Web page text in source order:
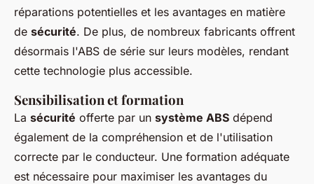
réparations potentielles et les avantages en matière
de sécurité. De plus, de nombreux fabricants offrent
désormais l'ABS de série sur leurs modèles, rendant
cette technologie plus accessible.
Sensibilisation et formation
La sécurité offerte par un système ABS dépend
également de la compréhension et de l'utilisation
correcte par le conducteur. Une formation adéquate
est nécessaire pour maximiser les avantages du